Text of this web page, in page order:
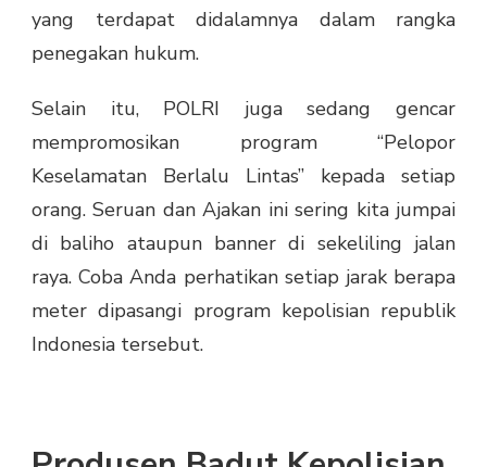
yang terdapat didalamnya dalam rangka
penegakan hukum.
Selain itu, POLRI juga sedang gencar
mempromosikan program “Pelopor
Keselamatan Berlalu Lintas” kepada setiap
orang. Seruan dan Ajakan ini sering kita jumpai
di baliho ataupun banner di sekeliling jalan
raya. Coba Anda perhatikan setiap jarak berapa
meter dipasangi program kepolisian republik
Indonesia tersebut.